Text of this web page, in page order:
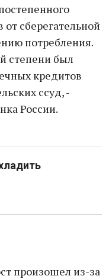
сберегательной
потребления.
степени был
кредитов
ссуд, -
России.
произошел из-за